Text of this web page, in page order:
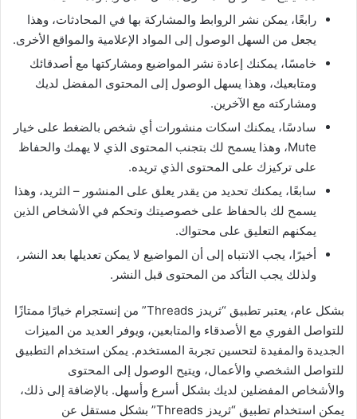
رابعًا، يمكن نشر الروابط والمشاركة بها في المحادثات، وهذا
يجعل من السهل الوصول إلى المواد الإعلامية والمواقع الأخرى.
خامسًا، يمكنك إعادة نشر المواضيع ومشاركتها مع أصدقائك
ومتابعيك، وهذا يسهل الوصول إلى المحتوى المفضل لديك
ومشاركته مع الآخرين.
سادسًا، يمكنك اسكات منشورات أي شخص بالضغط على خيار
Mute، وهذا يسمح لك بتجنب المحتوى الذي لا يهمك والحفاظ
على تركيزك على المحتوى الذي تريده.
سابعًا، يمكنك تحديد من يقدر يعلق على المنشور – الثريد، وهذا
يسمح لك بالحفاظ على خصوصيتك وتحكم في الأشخاص الذين
يمكنهم التعليق على محتواك.
أخيرًا، يجب الانتباه إلى أن المواضيع لا يمكن تعديلها بعد النشر،
ولذلك يجب التأكد من المحتوى قبل النشر.
بشكل عام، يعتبر تطبيق “ثريدز Threads” من إنستجرام خيارًا ممتازًا
للتواصل الفوري مع الأصدقاء والمتابعين، ويوفر العديد من الميزات
الجديدة والمفيدة لتحسين تجربة المستخدم. يمكن استخدام التطبيق
للتواصل الشخصي والأعمال، ويتيح الوصول إلى المحتوى
والأشخاص المفضلين لديك بشكل أسرع وأسهل. بالإضافة إلى ذلك،
يمكن استخدام تطبيق “ثريدز Threads” بشكل مستقل عن